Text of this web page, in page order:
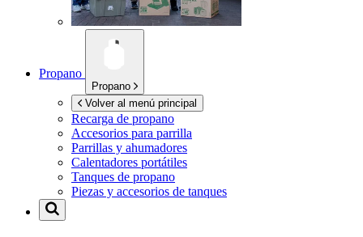
Propano
Propano
Volver al menú principal
Recarga de propano
Accesorios para parrilla
Parrillas y ahumadores
Calentadores portátiles
Tanques de propano
Piezas y accesorios de tanques